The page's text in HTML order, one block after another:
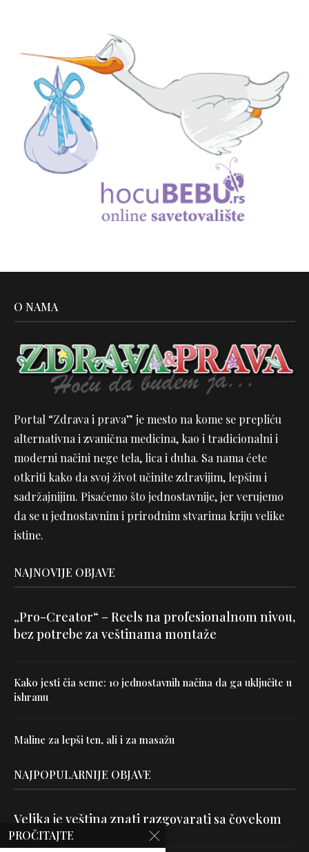
O NAMA
Portal “Zdrava i prava” je mesto na kome se prepliću
alternativna i zvanična medicina, kao i tradicionalni i
moderni načini nege tela, lica i duha. Sa nama ćete
otkriti kako da svoj život učinite zdravijim, lepšim i
sadržajnijim. Pisaćemo što jednostavnije, jer verujemo
da se u jednostavnim i prirodnim stvarima kriju velike
istine.
NAJNOVIJE OBJAVE
„Pro-Creator“ – Reels na profesionalnom nivou,
bez potrebe za veštinama montaže
Kako jesti čia seme: 10 jednostavnih načina da ga uključite u
ishranu
Maline za lepši ten, ali i za masažu
NAJPOPULARNIJE OBJAVE
Velika je veština znati razgovarati sa čovekom
PROČITAJTE